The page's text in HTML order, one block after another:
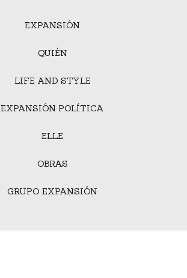
EXPANSIÓN
QUIÉN
LIFE AND STYLE
EXPANSIÓN POLÍTICA
ELLE
OBRAS
GRUPO EXPANSIÓN